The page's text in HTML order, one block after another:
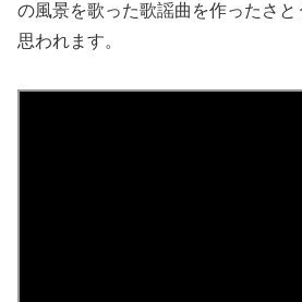
の風景を歌った歌謡曲を作ったさと
思われます。